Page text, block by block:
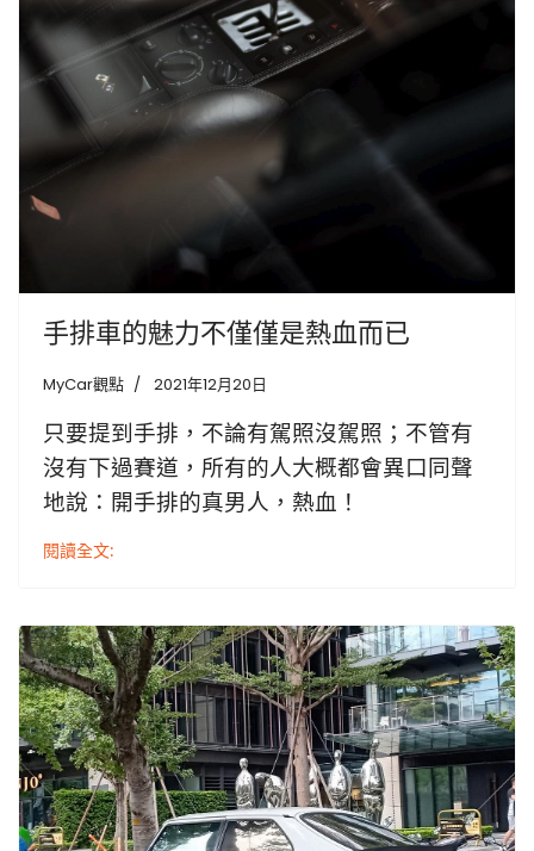
手排車的魅力不僅僅是熱血而已
MyCar觀點 2021年12月20日
只要提到手排，不論有駕照沒駕照；不管有
沒有下過賽道，所有的人大概都會異口同聲
地說：開手排的真男人，熱血！
閱讀全文: